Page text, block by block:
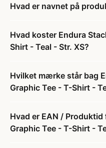
Hvad er navnet på
Hvad koster Endura
Shirt - Teal - Str. XS?
Hvilket mærke står bag
Graphic Tee - T-Shirt -
Hvad er EAN /
Graphic Tee - T-Shirt -